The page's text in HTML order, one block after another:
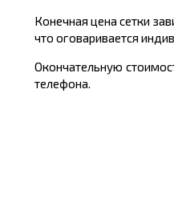
Конечная цена сетки
что оговаривается
Окончательную
телефона.